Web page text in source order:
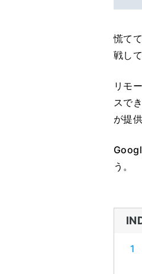
慌て
戦し
リモ
スで
が提
う。